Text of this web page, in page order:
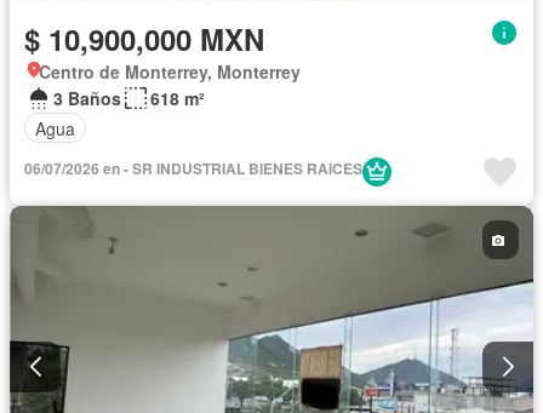
$ 10,900,000 MXN
Centro de Monterrey, Monterrey
3 Baños
618 m²
Agua
06/07/2026 en - SR INDUSTRIAL BIENES RAICES